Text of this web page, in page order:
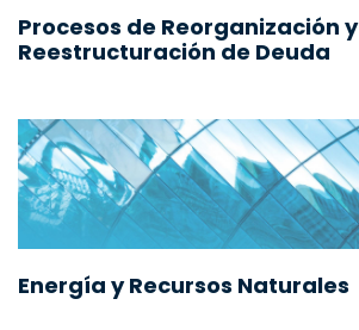
Procesos de Reorganización y
Reestructuración de Deuda
Energía y Recursos Naturales